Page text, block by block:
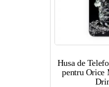
Husa de
pentru Orice